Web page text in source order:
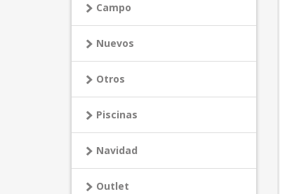
Campo
Nuevos
Otros
Piscinas
Navidad
Outlet